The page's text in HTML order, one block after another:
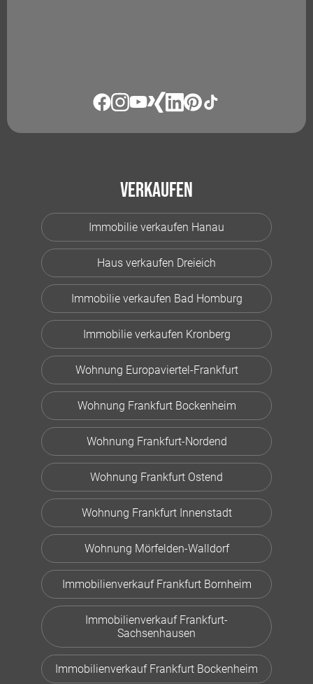
Verkaufen
Immobilie verkaufen Hanau
Haus verkaufen Dreieich
Immobilie verkaufen Bad Homburg
Immobilie verkaufen Kronberg
Wohnung Europaviertel-Frankfurt
Wohnung Frankfurt Bockenheim
Wohnung Frankfurt-Nordend
Wohnung Frankfurt Ostend
Wohnung Frankfurt Innenstadt
Wohnung Mörfelden-Walldorf
Immobilienverkauf Frankfurt Bornheim
Immobilienverkauf Frankfurt-
Sachsenhausen
Immobilienverkauf Frankfurt Bockenheim